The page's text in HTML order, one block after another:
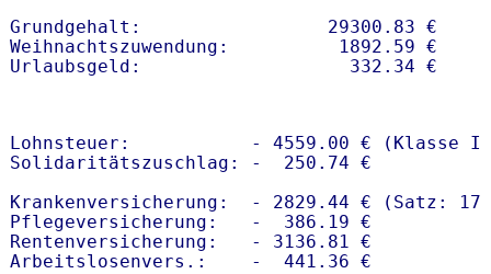
Grundgehalt:                 29300.83 €
Weihnachtszuwendung:          1892.59 €
Lohnsteuer:           - 4559.00 € (Klasse I)
Solidaritätszuschlag: -  250.74 €
Krankenversicherung:  - 2829.44 € (Satz:
Pflegeversicherung:   -  386.19 €
Rentenversicherung:   - 3136.81 €
Arbeitslosenvers.:    -  441.36 €